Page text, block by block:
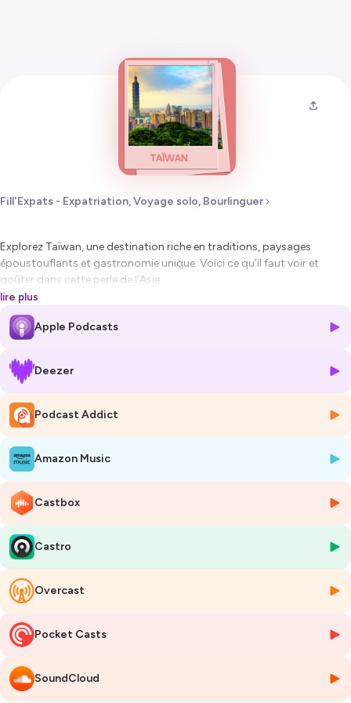
Fill'Expats - Expatriation, Voyage solo, Bourlinguer
Explorez Taïwan, une destination riche en traditions, paysages
époustouflants et gastronomie unique. Voici ce qu’il faut voir et
goûter dans cette perle de l’Asie.
👉 Fasciné(e) par l’Asie ? Découvrez aussi l’épisode sur le Japon et
partagez cet épisode à un(e) ami(e) fan de cuisine et de culture !
#Voyage #Taïwan #Asie #Culture #Nature
sur Instagram : https://www.instagram.com/expat_fillexpats/
sur Facebook :
Pour retrouver facilement le lien de tous les épisodes, je te donne RDV
https://fillexpats.com/episodes/
Hébergé par Ausha. Visitez
pour plus d'informations.
lire plus
Apple Podcasts
Deezer
Podcast Addict
Amazon Music
Castbox
Castro
Overcast
Pocket Casts
SoundCloud